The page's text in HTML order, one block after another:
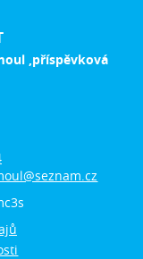
,příspěvková